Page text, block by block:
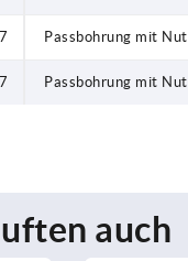
Passbohrung mit Nut
Passbohrung mit Nut
auch